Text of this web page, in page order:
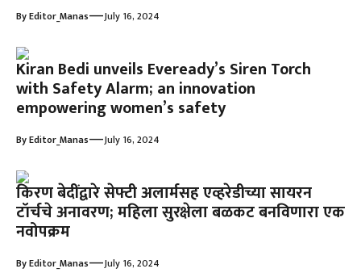
ByEditor_Manas—July 16, 2024
Kiran Bedi unveils Eveready’s Siren Torch
with Safety Alarm; an innovation
empowering women’s safety
ByEditor_Manas—July 16, 2024
किरण बेदींद्वारे सेफ्टी अलार्मसह एव्हरेडीच्या सायरन
टॉर्चचे अनावरण; महिला सुरक्षेला बळकट बनविणारा एक
नवोपक्रम
ByEditor_Manas—July 16, 2024